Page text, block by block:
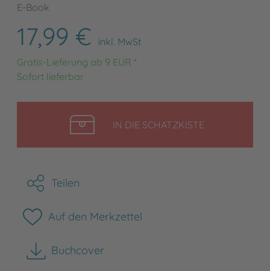
E-Book
17,99 €
inkl. MwSt
Gratis-Lieferung ab 9 EUR *
Sofort lieferbar
IN DIE SCHATZKISTELEGEN
Teilen
Auf den Merkzettel
Buchcover
herunterladen